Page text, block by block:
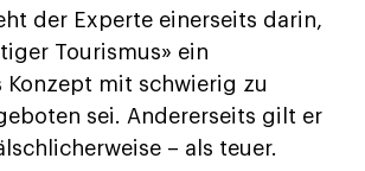
der Experte einerseits darin,
Tourismus» ein
Konzept mit schwierig zu
sei. Andererseits gilt er
– als teuer.